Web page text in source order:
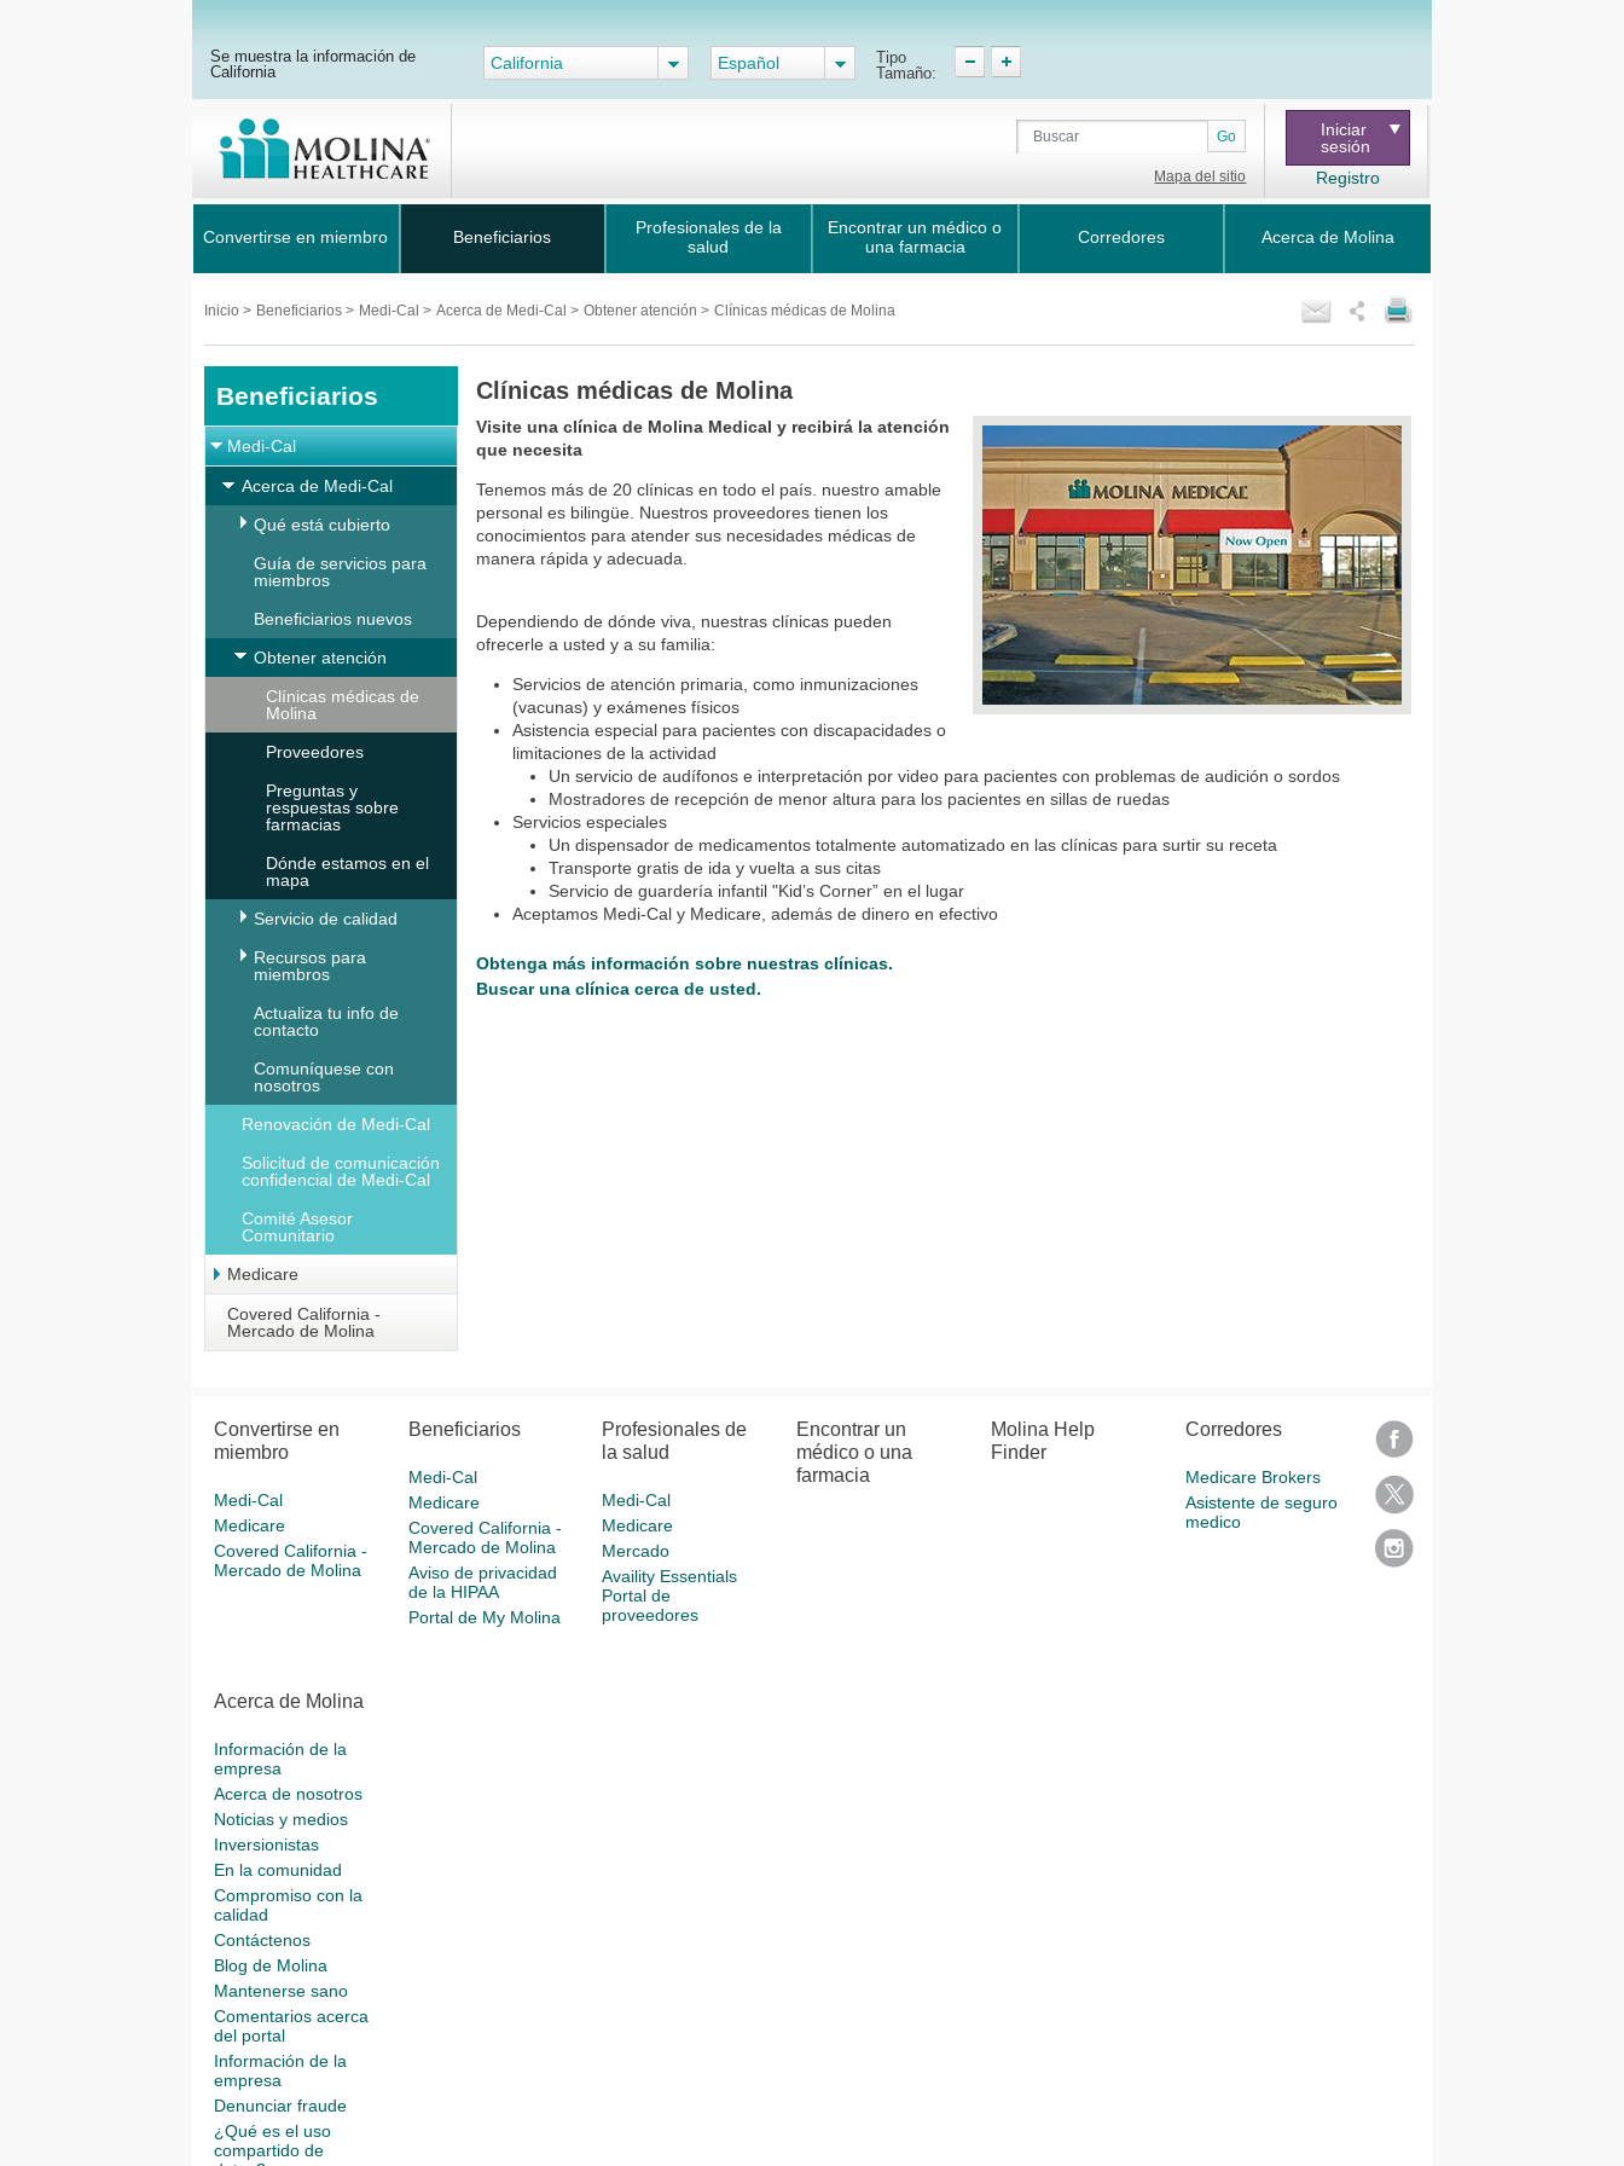
Se muestra la información de
California
California Español
Tipo
Tamaño:
Go
Mapa del sitio
Iniciar
sesión
Registro
Convertirse en miembro Beneficiarios
Profesionales de la
salud
Encontrar un médico o
una farmacia
Corredores Acerca de Molina
Inicio > Beneficiarios > Medi-Cal > Acerca de Medi-Cal > Obtener atención > Clínicas médicas de Molina
Beneficiarios
Medi-Cal
Acerca de Medi-Cal
Qué está cubierto
Guía de servicios para
miembros
Beneficiarios nuevos
Obtener atención
Clínicas médicas de
Molina
Proveedores
Preguntas y
respuestas sobre
farmacias
Dónde estamos en el
mapa
Servicio de calidad
Recursos para
miembros
Actualiza tu info de
contacto
Comuníquese con
nosotros
Renovación de Medi-Cal
Solicitud de comunicación
confidencial de Medi-Cal
Comité Asesor
Comunitario
Medicare
Covered California -
Mercado de Molina
Clínicas médicas de Molina
Visite una clínica de Molina Medical y recibirá la atención
que necesita
Tenemos más de 20 clínicas en todo el país. nuestro amable
personal es bilingüe. Nuestros proveedores tienen los
conocimientos para atender sus necesidades médicas de
manera rápida y adecuada.
Dependiendo de dónde viva, nuestras clínicas pueden
ofrecerle a usted y a su familia:
Servicios de atención primaria, como inmunizaciones
(vacunas) y exámenes físicos
Asistencia especial para pacientes con discapacidades o
limitaciones de la actividad
Un servicio de audífonos e interpretación por video para pacientes con problemas de audición o sordos
Mostradores de recepción de menor altura para los pacientes en sillas de ruedas
Servicios especiales
Un dispensador de medicamentos totalmente automatizado en las clínicas para surtir su receta
Transporte gratis de ida y vuelta a sus citas
Servicio de guardería infantil "Kid’s Corner” en el lugar
Aceptamos Medi-Cal y Medicare, además de dinero en efectivo
Obtenga más información sobre nuestras clínicas.
Buscar una clínica cerca de usted.
Convertirse en
miembro
Medi-Cal
Medicare
Covered California -
Mercado de Molina
Beneficiarios
Medi-Cal
Medicare
Covered California -
Mercado de Molina
Aviso de privacidad
de la HIPAA
Portal de My Molina
Profesionales de
la salud
Medi-Cal
Medicare
Mercado
Availity Essentials
Portal de
proveedores
Encontrar un
médico o una
farmacia
Molina Help
Finder
Corredores
Medicare Brokers
Asistente de seguro
medico
Acerca de Molina
Información de la
empresa
Acerca de nosotros
Noticias y medios
Inversionistas
En la comunidad
Compromiso con la
calidad
Contáctenos
Blog de Molina
Mantenerse sano
Comentarios acerca
del portal
Información de la
empresa
Denunciar fraude
¿Qué es el uso
compartido de